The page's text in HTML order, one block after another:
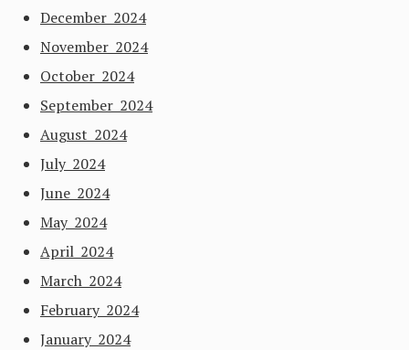
December 2024
November 2024
October 2024
September 2024
August 2024
July 2024
June 2024
May 2024
April 2024
March 2024
February 2024
January 2024